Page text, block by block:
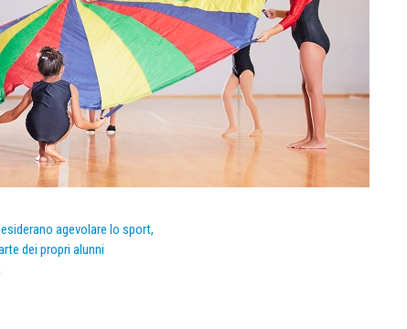
agevolare lo sport,
dei propri alunni